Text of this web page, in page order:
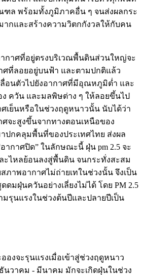
ฑล พร้อมทั้งภูมิภาคอื่น ๆ จนส่งผลกระ
ากและสร้างความวิตกกังวลให้กับคน
กาศที่อยู่ตรงบริเวณพื้นดินส่วนใหญ่จะ
ที่ลอยอยู่บนฟ้า และตามปกติแล้ว
อนตัวไปยังอากาศที่มีอุณหภูมิต่ำ และ
ควัน และมลพิษต่าง ๆ ให้ลอยขึ้นไป
เย็นหรือในช่วงฤดูหนาวนั้น นับได้ว่า
จะสูงขึ้นจากทางตอนเหนือของ
ปกคลุมพื้นที่ของประเทศไทย ส่งผล
ากาศปิด” ในลักษณะนี้ ฝุ่น pm 2.5 จะ
ะไหลย้อนลงสู่พื้นดิน จนกระทั่งสะสม
ภาพอากาศไม่ถ่ายเทในช่วงนั้น จึงเป็น
ดมฝุ่นควันอย่างเลี่ยงไม่ได้ โดย PM 2.5
รุนแรงในช่วงต้นปีและปลายปีเป็น
งจะรุนแรงเมื่อเข้าสู่ช่วงฤดูหนาว
นวาคม - มีนาคม มักจะเกิดฝุ่นในช่วง